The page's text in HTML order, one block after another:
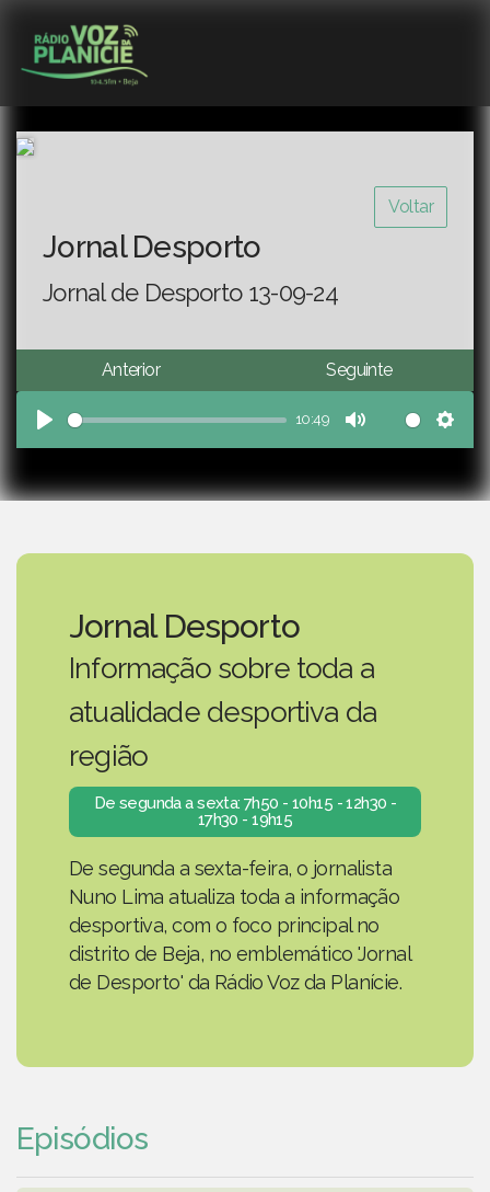
Voltar
Jornal Desporto
Jornal de Desporto 13-09-24
Anterior Seguinte
Play
10:49
Mute
Jornal Desporto
Informação sobre toda a
atualidade desportiva da
região
De segunda a sexta: 7h50 - 10h15 - 12h30 -
17h30 - 19h15
De segunda a sexta-feira, o jornalista
Nuno Lima atualiza toda a informação
desportiva, com o foco principal no
distrito de Beja, no emblemático 'Jornal
de Desporto' da Rádio Voz da Planície.
Episódios